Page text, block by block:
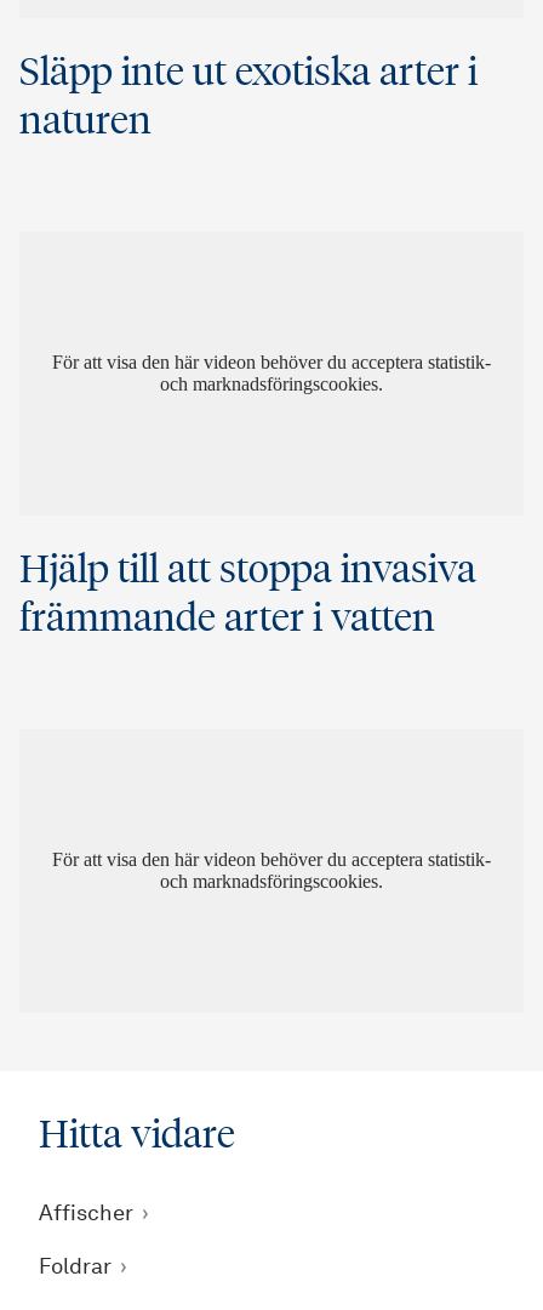
Släpp inte ut exotiska arter i
naturen
För att visa den här videon behöver du acceptera statistik-
och marknadsföringscookies.
Hjälp till att stoppa invasiva
främmande arter i vatten
För att visa den här videon behöver du acceptera statistik-
och marknadsföringscookies.
Hitta vidare
Affischer
Foldrar